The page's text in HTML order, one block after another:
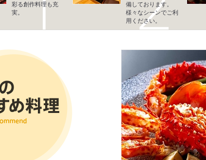
彩る創作料理も充
実。
備しております。
様々なシーンでご利
用ください。